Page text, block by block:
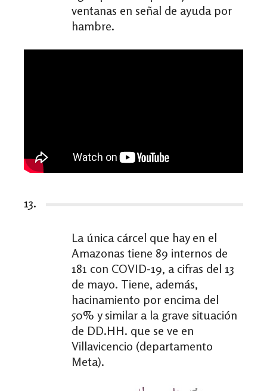
ventanas en señal de ayuda por
hambre.
13.
La única cárcel que hay en el
Amazonas tiene 89 internos de
181 con COVID-19, a cifras del 13
de mayo. Tiene, además,
hacinamiento por encima del
50% y similar a la grave situación
de DD.HH. que se ve en
Villavicencio (departamento
Meta).